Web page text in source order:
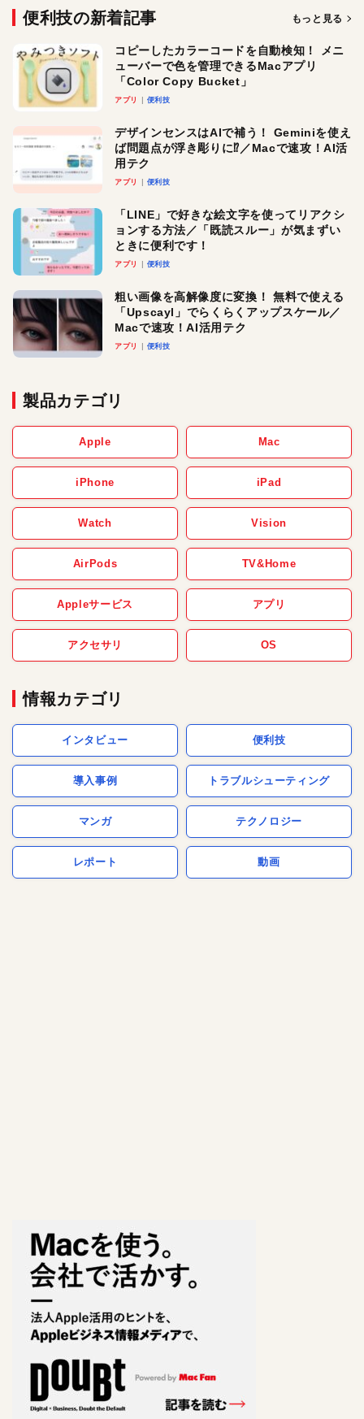
便利技の新着記事 もっと見る
コピーしたカラーコードを自動検知！ メニ
ューバーで色を管理できるMacアプリ
「Color Copy Bucket」
アプリ 便利技
デザインセンスはAIで補う！ Geminiを使え
ば問題点が浮き彫りに⁉︎／Macで速攻！AI活
用テク
アプリ 便利技
「LINE」で好きな絵文字を使ってリアクシ
ョンする方法／「既読スルー」が気まずい
ときに便利です！
アプリ 便利技
粗い画像を高解像度に変換！ 無料で使える
「Upscayl」でらくらくアップスケール／
Macで速攻！AI活用テク
アプリ 便利技
製品カテゴリ
Apple Mac
iPhone iPad
Watch Vision
AirPods TV&Home
Appleサービス アプリ
アクセサリ OS
情報カテゴリ
インタビュー 便利技
導入事例 トラブルシューティング
マンガ テクノロジー
レポート 動画